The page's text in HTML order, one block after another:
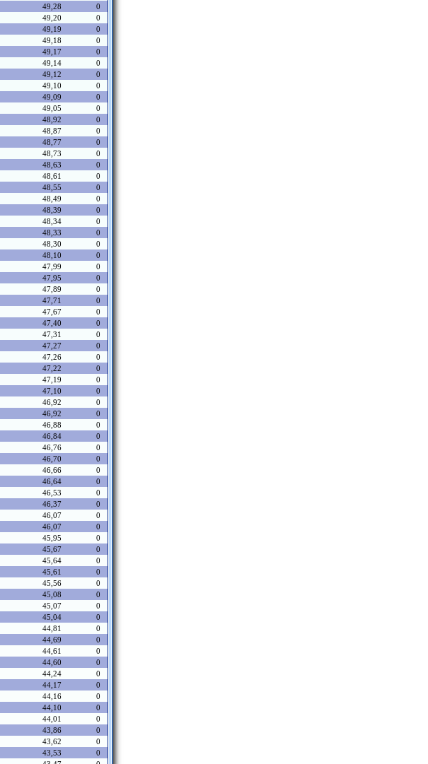
49,28
0
49,20
0
49,19
0
49,18
0
49,17
0
49,14
0
49,12
0
49,10
0
49,09
0
49,05
0
48,92
0
48,87
0
48,77
0
48,73
0
48,63
0
48,61
0
48,55
0
48,49
0
48,39
0
48,34
0
48,33
0
48,30
0
48,10
0
47,99
0
47,95
0
47,89
0
47,71
0
47,67
0
47,40
0
47,31
0
47,27
0
47,26
0
47,22
0
47,19
0
47,10
0
46,92
0
46,92
0
46,88
0
46,84
0
46,76
0
46,70
0
46,66
0
46,64
0
46,53
0
46,37
0
46,07
0
46,07
0
45,95
0
45,67
0
45,64
0
45,61
0
45,56
0
45,08
0
45,07
0
45,04
0
44,81
0
44,69
0
44,61
0
44,60
0
44,24
0
44,17
0
44,16
0
44,10
0
44,01
0
43,86
0
43,62
0
43,53
0